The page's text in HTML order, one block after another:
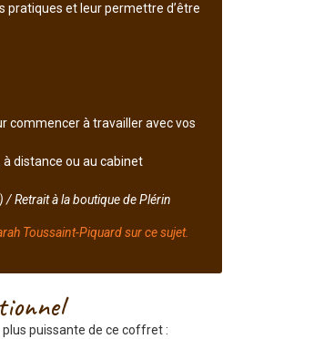
pratiques et leur permettre d’être
commencer à travailler avec vos
distance ou au cabinet
Retrait à la boutique de Plérin
Toussaint-Piquard sur ce sujet.
plus puissante de ce coffret :